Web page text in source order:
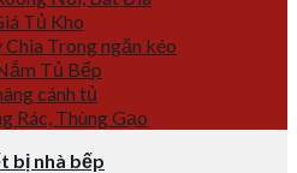
Tủ Kho
Chia Trong ngăn kéo
Tủ Bếp
cánh tủ
Rác, Thùng Gạo
bị nhà bếp